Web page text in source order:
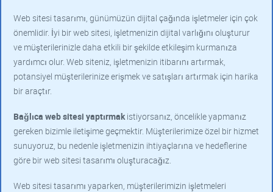
Web sitesi tasarımı, günümüzün dijital çağında işletmeler için çok
önemlidir. İyi bir web sitesi, işletmenizin dijital varlığını oluşturur
ve müşterilerinizle daha etkili bir şekilde etkileşim kurmanıza
yardımcı olur. Web siteniz, işletmenizin itibarını artırmak,
potansiyel müşterilerinize erişmek ve satışları artırmak için harika
bir araçtır.
Bağlıca web sitesi yaptırmakistiyorsanız, öncelikle yapmanız
gereken bizimle iletişime geçmektir. Müşterilerimize özel bir hizmet
sunuyoruz, bu nedenle işletmenizin ihtiyaçlarına ve hedeflerine
göre bir web sitesi tasarımı oluşturacağız.
Web sitesi tasarımı yaparken, müşterilerimizin işletmeleri